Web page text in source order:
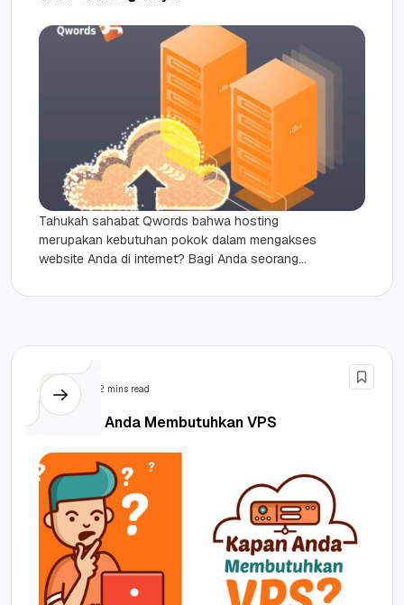
Tahukah sahabat Qwords bahwa hosting
merupakan kebutuhan pokok dalam mengakses
website Anda di internet? Bagi Anda seorang
toko online,...
2 mins read
4 Alasan Anda Membutuhkan VPS